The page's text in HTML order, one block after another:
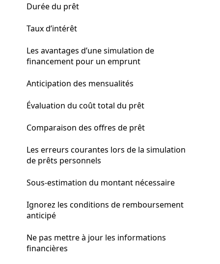
Durée du prêt
Taux d’intérêt
Les avantages d’une simulation de
financement pour un emprunt
Anticipation des mensualités
Évaluation du coût total du prêt
Comparaison des offres de prêt
Les erreurs courantes lors de la simulation
de prêts personnels
Sous-estimation du montant nécessaire
Ignorez les conditions de remboursement
anticipé
Ne pas mettre à jour les informations
financières